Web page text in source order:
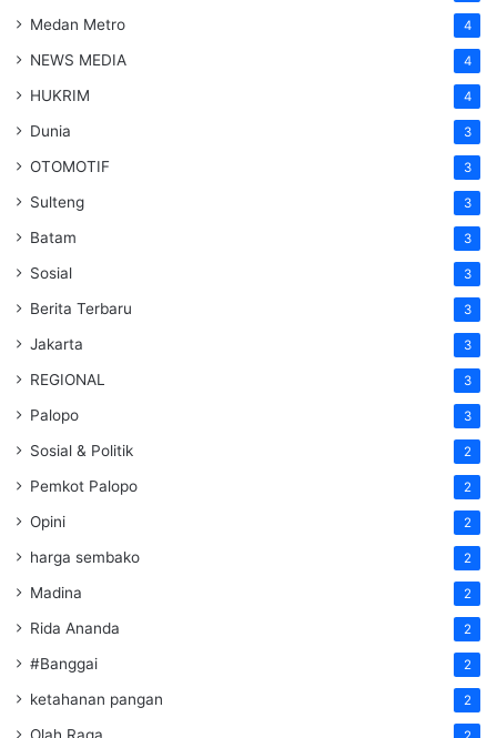
Medan Metro 4
NEWS MEDIA 4
HUKRIM 4
Dunia 3
OTOMOTIF 3
Sulteng 3
Batam 3
Sosial 3
Berita Terbaru 3
Jakarta 3
REGIONAL 3
Palopo 3
Sosial & Politik 2
Pemkot Palopo 2
Opini 2
harga sembako 2
Madina 2
Rida Ananda 2
#Banggai 2
ketahanan pangan 2